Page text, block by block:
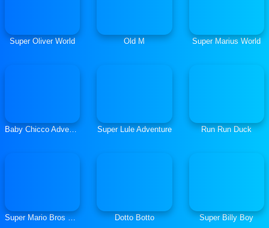
Super Oliver World Old M Super Marius World
Baby Chicco Adventures Super Lule Adventure Run Run Duck
Super Mario Bros Riders Dotto Botto Super Billy Boy